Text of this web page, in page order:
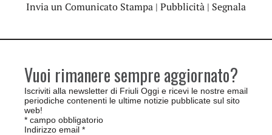
Invia un Comunicato Stampa | Pubblicità | Segnala
Vuoi rimanere sempre aggiornato?
Iscriviti alla newsletter di Friuli Oggi e ricevi le nostre email
periodiche contenenti le ultime notizie pubblicate sul sito
web!
* campo obbligatorio
Indirizzo email *